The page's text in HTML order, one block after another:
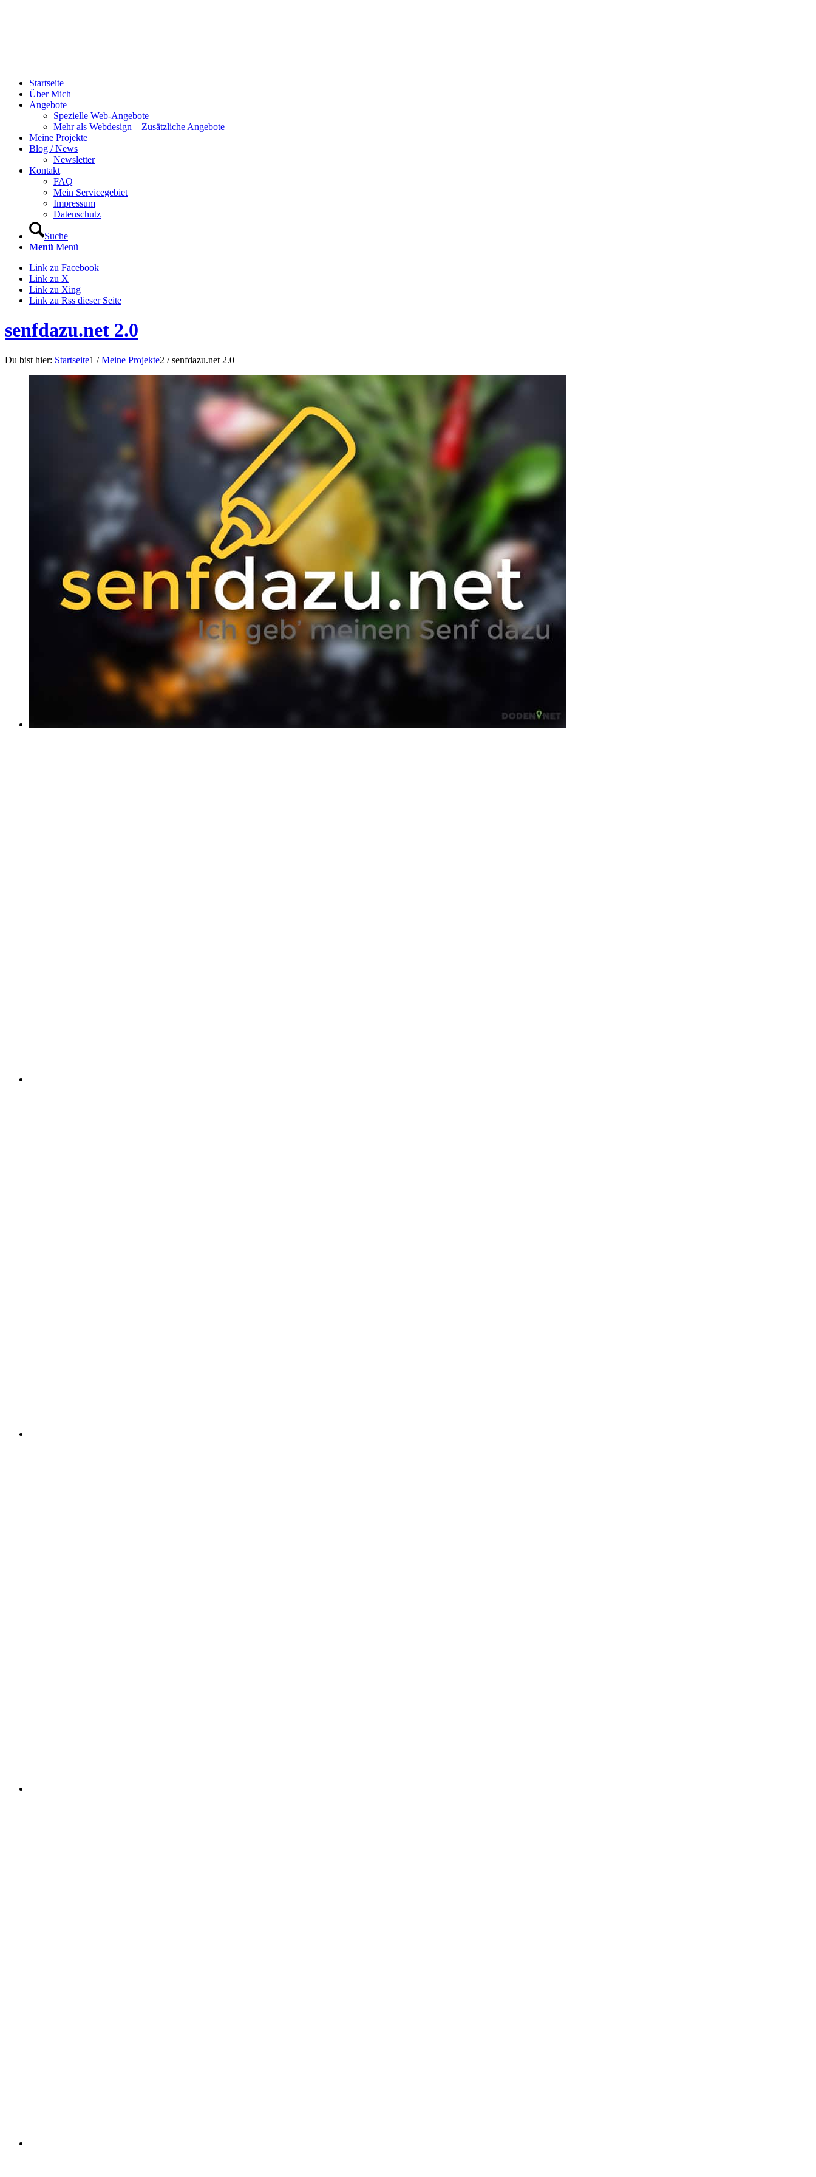
Startseite
Über Mich
Angebote
Spezielle Web-Angebote
Mehr als Webdesign – Zusätzliche Angebote
Meine Projekte
Blog / News
Newsletter
Kontakt
FAQ
Mein Servicegebiet
Impressum
Datenschutz
Suche
Menü Menü
Link zu Facebook
Link zu X
Link zu Xing
Link zu Rss dieser Seite
senfdazu.net 2.0
Du bist hier: Startseite1 / Meine Projekte2 / senfdazu.net 2.0